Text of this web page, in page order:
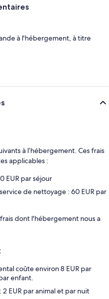
à l'hébergement, à titre
à l’hébergement. Ces frais
applicables :
EUR par séjour
de nettoyage : 60 EUR par
dont l'hébergement nous a
coûte environ 8 EUR par
enfant.
EUR par animal et par nuit